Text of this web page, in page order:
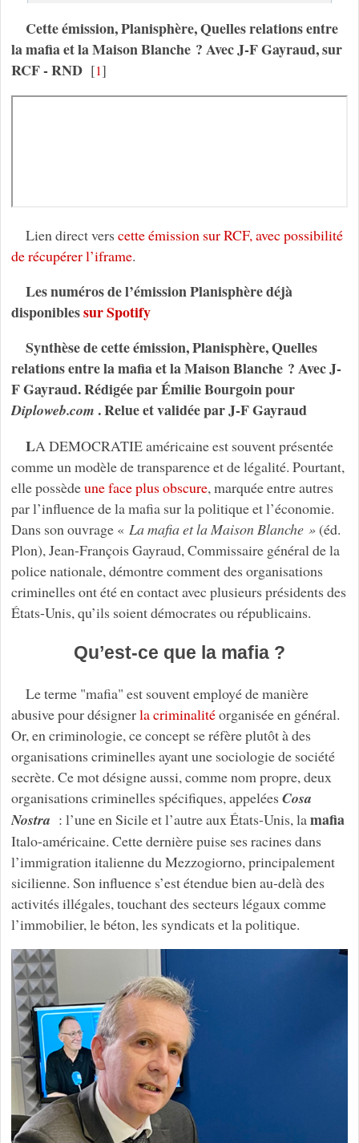
Cette émission, Planisphère, Quelles relations entre
la mafia et la Maison Blanche ? Avec J-F Gayraud, sur
RCF - RND [1]
Lien direct vers cette émission sur RCF, avec possibilité
de récupérer l’iframe.
Les numéros de l’émission Planisphère déjà
disponiblessur Spotify
Synthèse de cette émission, Planisphère, Quelles
relations entre la mafia et la Maison Blanche ? Avec J-
F Gayraud. Rédigée par Émilie Bourgoin pour
Diploweb.com . Relue et validée par J-F Gayraud
LA DEMOCRATIE américaine est souvent présentée
comme un modèle de transparence et de légalité. Pourtant,
elle possèdeune face plus obscure, marquée entre autres
par l’influence de la mafia sur la politique et l’économie.
Dans son ouvrage « La mafia et la Maison Blanche »(éd.
Plon), Jean-François Gayraud, Commissaire général de la
police nationale, démontre comment des organisations
criminelles ont été en contact avec plusieurs présidents des
États-Unis, qu’ils soient démocrates ou républicains.
Qu’est-ce que la mafia ?
Le terme "mafia" est souvent employé de manière
abusive pour désignerla criminalitéorganisée en général.
Or, en criminologie, ce concept se réfère plutôt à des
organisations criminelles ayant une sociologie de société
secrète. Ce mot désigne aussi, comme nom propre, deux
organisations criminelles spécifiques, appelées Cosa
Nostra : l’une en Sicile et l’autre aux États-Unis, lamafia
Italo-américaine. Cette dernière puise ses racines dans
l’immigration italienne du Mezzogiorno, principalement
sicilienne. Son influence s’est étendue bien au-delà des
activités illégales, touchant des secteurs légaux comme
l’immobilier, le béton, les syndicats et la politique.